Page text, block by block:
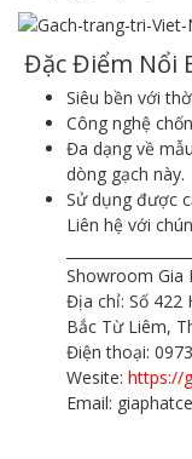
Đặc Điểm Nổi
Siêu bền với
Công nghệ
Đa dạng về
dòng gạch này.
Sử dụng được
Liên hệ với
Showroom Gia
Địa chỉ: Số 422
Bắc Từ Liêm,
Điện thoại:
Wesite: https://
Email: